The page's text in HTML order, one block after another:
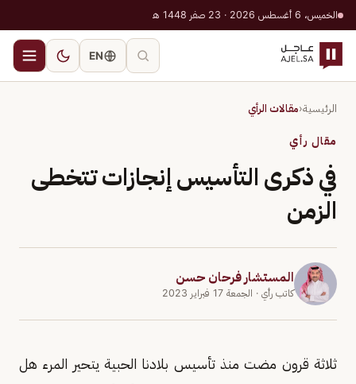
الخميس، 6 أغسطس 2026 · 23 صفر 1448 هـ
EN
الرئيسية‹مقالات الرأي
مقال رأي
في ذكرى التأسيس إنجازات تتخطى
الزمن
المستشار فرحان حسن
كاتب رأي · الجمعة 17 فبراير 2023
ثلاثة قرون مضت منذ تأسيس بلادنا الحبية يتحير المرء هل